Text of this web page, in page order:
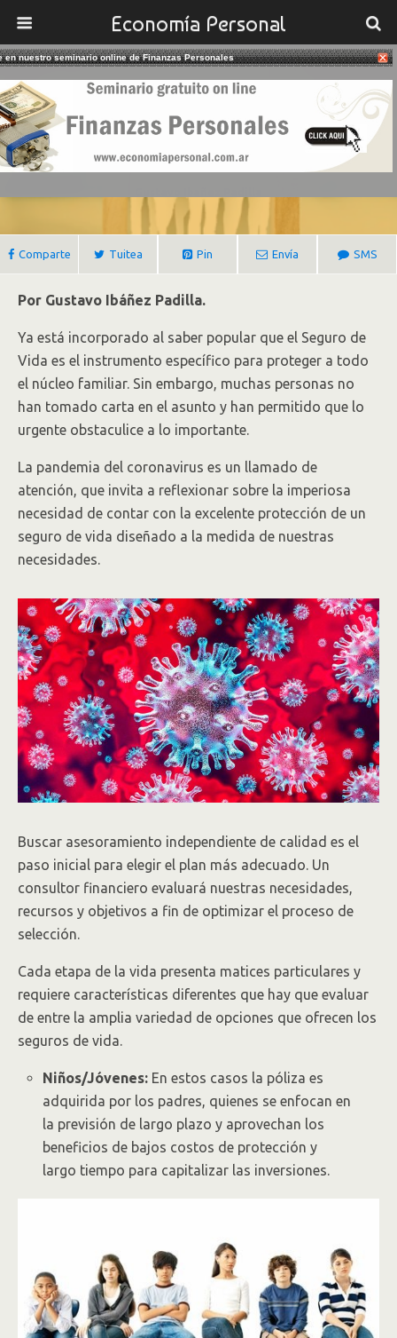
Economía Personal
23/10/2020
El Seguro De Vida Ideal Para Cada
Etapa De La Vida
Comparte Tuitea Pin Envía SMS
Por Gustavo Ibáñez Padilla.
Ya está incorporado al saber popular que el Seguro de
Vida es el instrumento específico para proteger a todo
el núcleo familiar. Sin embargo, muchas personas no
han tomado carta en el asunto y han permitido que lo
urgente obstaculice a lo importante.
La pandemia del coronavirus es un llamado de
atención, que invita a reflexionar sobre la imperiosa
necesidad de contar con la excelente protección de un
seguro de vida diseñado a la medida de nuestras
necesidades.
Buscar asesoramiento independiente de calidad es el
paso inicial para elegir el plan más adecuado. Un
consultor financiero evaluará nuestras necesidades,
recursos y objetivos a fin de optimizar el proceso de
selección.
Cada etapa de la vida presenta matices particulares y
requiere características diferentes que hay que evaluar
de entre la amplia variedad de opciones que ofrecen los
seguros de vida.
Niños/Jóvenes: En estos casos la póliza es
adquirida por los padres, quienes se enfocan en
la previsión de largo plazo y aprovechan los
beneficios de bajos costos de protección y
largo tiempo para capitalizar las inversiones.
en nuestro seminario online de Finanzas Personales